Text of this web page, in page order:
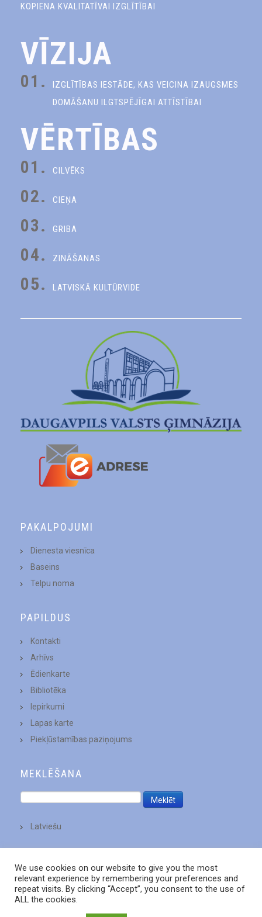
KOPIENA KVALITATĪVAI IZGLĪTĪBAI
VĪZIJA
01.
IZGLĪTĪBAS IESTĀDE, KAS VEICINA IZAUGSMES
DOMĀŠANU ILGTSPĒJĪGAI ATTĪSTĪBAI
VĒRTĪBAS
01. CILVĒKS
02. CIEŅA
03. GRIBA
04. ZINĀŠANAS
05. LATVISKĀ KULTŪRVIDE
PAKALPOJUMI
Dienesta viesnīca
Baseins
Telpu noma
PAPILDUS
Kontakti
Arhīvs
Ēdienkarte
Bibliotēka
Iepirkumi
Lapas karte
Piekļūstamības paziņojums
MEKLĒŠANA
Latviešu
We use cookies on our website to give you the most
relevant experience by remembering your preferences and
repeat visits. By clicking “Accept”, you consent to the use of
ALL the cookies.